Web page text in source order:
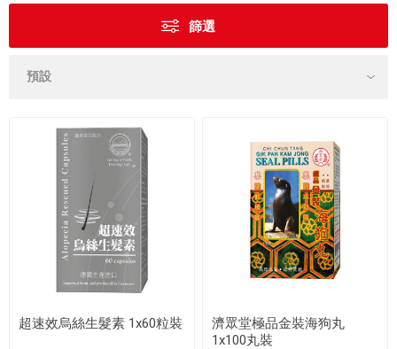
篩選
超速效烏絲生髮素 1x60粒裝
濟眾堂極品金裝海狗丸
1x100丸裝